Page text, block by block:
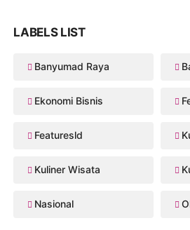
LABELS LIST
Banyumad Raya
Ekonomi Bisnis
Featuresld
Kuliner Wisata
Nasional